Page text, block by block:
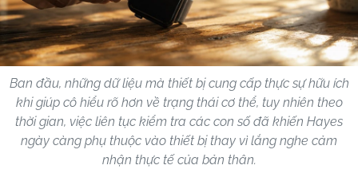
Ban đầu, những dữ liệu mà thiết bị cung cấp thực sự hữu ích
khi giúp cô hiểu rõ hơn về trạng thái cơ thể, tuy nhiên theo
thời gian, việc liên tục kiểm tra các con số đã khiến Hayes
ngày càng phụ thuộc vào thiết bị thay vì lắng nghe cảm
nhận thực tế của bản thân.